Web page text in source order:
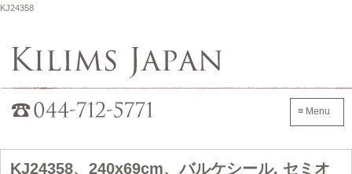
KJ24358
≡ Menu
KJ24358、240x69cm、バルケシール, セミオ